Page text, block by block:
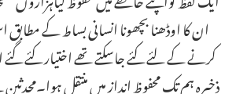
ان کا اوڈھنا بچھونا انسانی بساط کے
کرنے کے لئے کئے جاسکتے تھے اختیار کئے
ذخیرہ ہم تک محفوظ انداز میں منتقل